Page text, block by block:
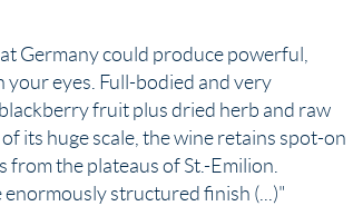
Germany could produce powerful,
your eyes. Full-bodied and very
fruit plus dried herb and raw
its huge scale, the wine retains spot-on
from the plateaus of St.-Emilion.
structured finish (...)"